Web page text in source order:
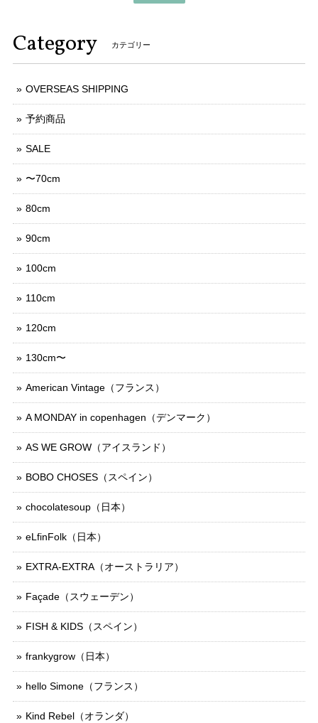
Category カテゴリー
OVERSEAS SHIPPING
予約商品
SALE
〜70cm
80cm
90cm
100cm
110cm
120cm
130cm〜
American Vintage（フランス）
A MONDAY in copenhagen（デンマーク）
AS WE GROW（アイスランド）
BOBO CHOSES（スペイン）
chocolatesoup（日本）
eLfinFolk（日本）
EXTRA-EXTRA（オーストラリア）
Façade（スウェーデン）
FISH & KIDS（スペイン）
frankygrow（日本）
hello Simone（フランス）
Kind Rebel（オランダ）